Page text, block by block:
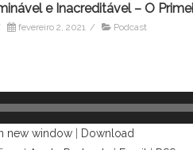
e Inacreditável – O
fevereiro 2, 2021 / Podcast
new window
Download